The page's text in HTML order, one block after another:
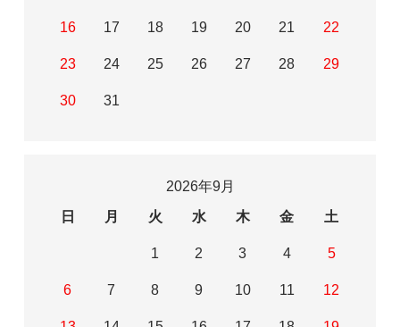
16 17 18 19 20 21 22
23 24 25 26 27 28 29
30 31
2026年9月
日
月 火 水 木 金 土
1 2 3 4 5
6 7 8 9 10 11 12